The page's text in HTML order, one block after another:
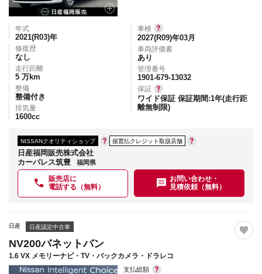
年式
2021(R03)年
修復歴
なし
走行距離
5 万km
整備
整備付き
排気量
1600cc
車検
2027(R09)年03月
車両評価書
あり
管理番号
1901-679-13032
保証
ワイド保証 保証期間:1年(走行距
離無制限)
NISSANクオリティショップ 据置払クレジット取扱店舗
日産福岡販売株式会社
カーパレス筑豊
福岡県
販売店に
電話する（無料）
お問い合わせ・
見積依頼（無料）
日産 日産認定中古車
NV200バネットバン
1.6 VX メモリーナビ・TV・バックカメラ・ドラレコ
支払総額